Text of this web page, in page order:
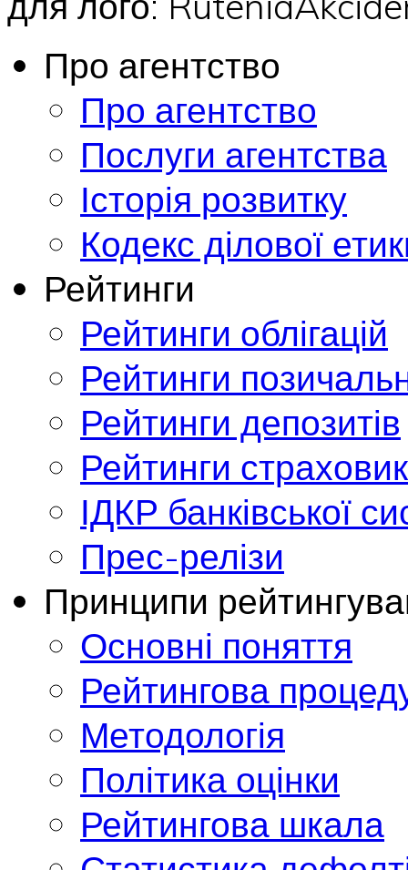
Про агентство
Про агентство
Послуги агентства
Історія розвитку
Кодекс ділової
Рейтинги
Рейтинги облігацій
Рейтинги
Рейтинги депозитів
Рейтинги
ІДКР банківської
Прес-релізи
Принципи
Основні поняття
Рейтингова
Методологія
Політика оцінки
Рейтингова шкала